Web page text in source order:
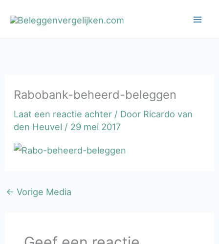
naar
de
Rabobank-beheerd-beleggen
Laat een reactie achter / Door Ricardo van
den Heuvel / 29 mei 2017
← Vorige Media